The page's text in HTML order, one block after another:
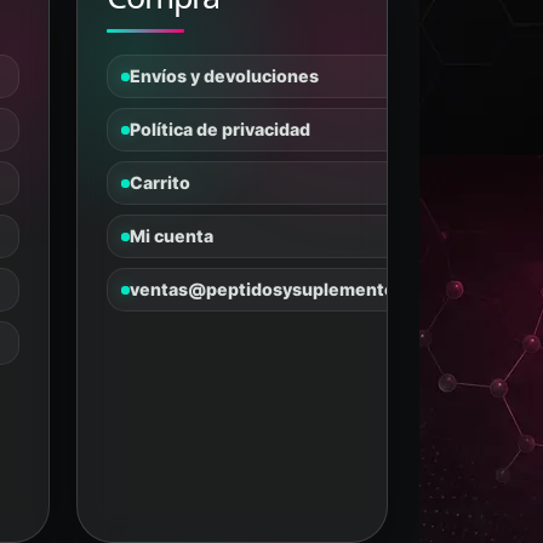
Envíos y devoluciones
Política de privacidad
Carrito
Mi cuenta
ventas@peptidosysuplementos.mx
PÉPTIDOS Y SUPLEMENTOS